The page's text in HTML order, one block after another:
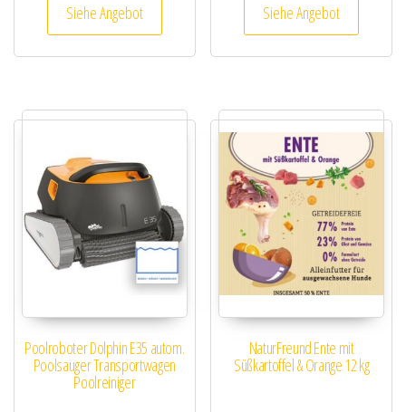
Siehe Angebot Siehe Angebot
Poolroboter Dolphin E35 autom.
Poolsauger Transportwagen
Poolreiniger
NaturFreund Ente mit
Süßkartoffel & Orange 12 kg